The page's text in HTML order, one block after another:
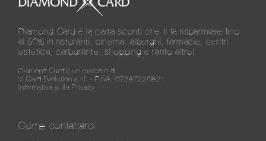
Diamond Card è la carta sconti che ti fa risparmiare fino
al 50% in ristoranti, cinema, alberghi, farmacie, centri
estetica, carburante, shopping e tanto altro!
Diamond Card è un marchio di
Vi.Card Evolution s.r.l. - P.IVA: 07287220821
Informativa sulla Privacy
Come contattarci